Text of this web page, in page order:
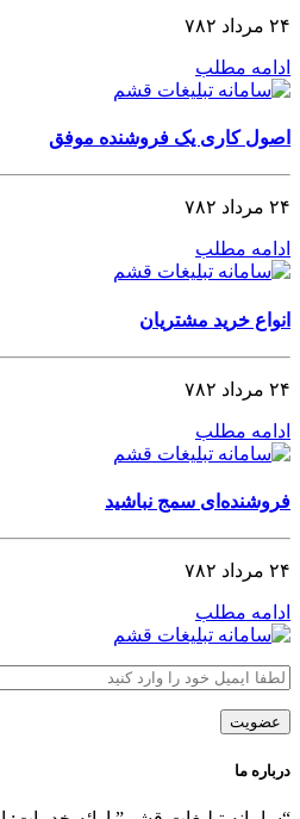
۲۴ مرداد ۷۸۲
ادامه مطلب
اصول کاری یک فروشنده موفق
۲۴ مرداد ۷۸۲
ادامه مطلب
انواع خرید مشتریان
۲۴ مرداد ۷۸۲
ادامه مطلب
فروشنده‌ای سمج نباشید
۲۴ مرداد ۷۸۲
ادامه مطلب
درباره ما